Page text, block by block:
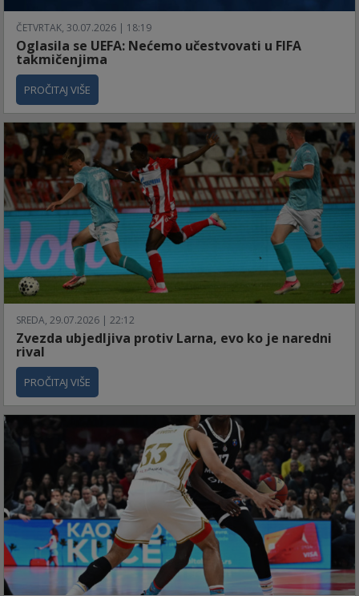
ČETVRTAK, 30.07.2026 | 18:19
Oglasila se UEFA: Nećemo učestvovati u FIFA
takmičenjima
PROČITAJ VIŠE
SREDA, 29.07.2026 | 22:12
Zvezda ubjedljiva protiv Larna, evo ko je naredni
rival
PROČITAJ VIŠE